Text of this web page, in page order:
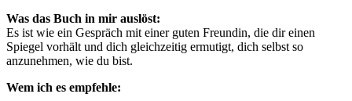
Was das Buch in mir auslöst:
Es ist wie ein Gespräch mit einer guten Freundin, die dir einen
Spiegel vorhält und dich gleichzeitig ermutigt, dich selbst so
anzunehmen, wie du bist.
Wem ich es empfehle: